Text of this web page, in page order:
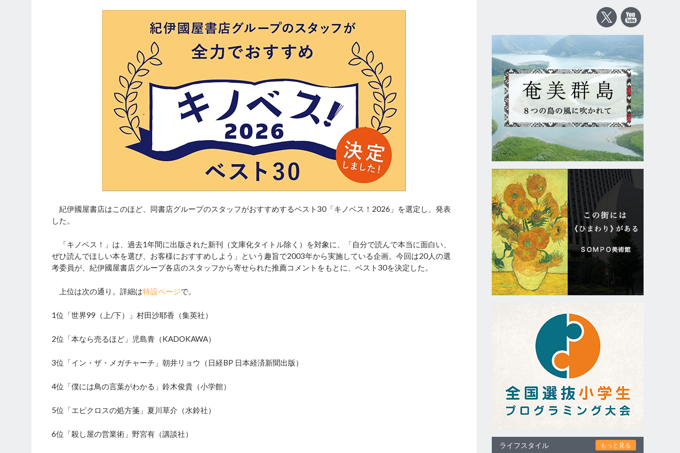
紀伊國屋書店はこのほど、同書店グループのスタッフがおすすめするベスト30「キノベス！2026」を選定し、発表
した。
「キノベス！」は、過去1年間に出版された新刊（文庫化タイトル除く）を対象に、「自分で読んで本当に面白い、
ぜひ読んでほしい本を選び、お客様におすすめしよう」という趣旨で2003年から実施している企画。今回は20人の選
考委員が、紀伊國屋書店グループ各店のスタッフから寄せられた推薦コメントをもとに、ベスト30を決定した。
上位は次の通り。詳細は特設ページで。
1位「世界99（上/下）」村田沙耶香（集英社）
2位「本なら売るほど」児島青（KADOKAWA）
3位「イン・ザ・メガチャーチ」朝井リョウ（日経BP 日本経済新聞出版）
4位「僕には鳥の言葉がわかる」鈴木俊貴（小学館）
5位「エピクロスの処方箋」夏川草介（水鈴社）
6位「殺し屋の営業術」野宮有（講談社）
ライフスタイル もっと見る